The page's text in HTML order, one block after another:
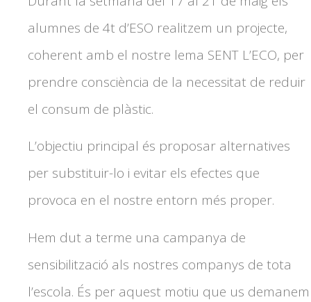
alumnes de 4t d’ESO realitzem un projecte,
coherent amb el nostre lema SENT L’ECO, per
prendre consciència de la necessitat de reduir
el consum de plàstic.
L’objectiu principal és proposar alternatives
per substituir-lo i evitar els efectes que
provoca en el nostre entorn més proper.
Hem dut a terme una campanya de
sensibilització als nostres companys de tota
l’escola. És per aquest motiu que us demanem